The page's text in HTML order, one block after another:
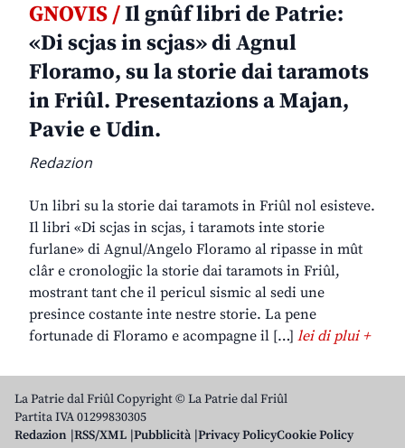
GNOVIS /Il gnûf libri de Patrie:
«Di scjas in scjas» di Agnul
Floramo, su la storie dai taramots
in Friûl. Presentazions a Majan,
Pavie e Udin.
Redazion
Un libri su la storie dai taramots in Friûl nol esisteve.
Il libri «Di scjas in scjas, i taramots inte storie
furlane» di Agnul/Angelo Floramo al ripasse in mût
clâr e cronologjic la storie dai taramots in Friûl,
mostrant tant che il pericul sismic al sedi une
presince costante inte nestre storie. La pene
fortunade di Floramo e acompagne il […] lei di plui +
La Patrie dal Friûl Copyright © La Patrie dal Friûl
Partita IVA 01299830305
Redazion RSS/XML Pubblicità Privacy PolicyCookie Policy